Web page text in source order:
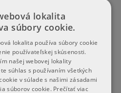
/ 4x4
lokalita
súbory cookie.
lokalita používa súbory cookie
používateľskej skúsenosti.
našej webovej lokality
súhlas s používaním všetkých
v súlade s našimi zásadami
súborov cookie. Prečítať viac